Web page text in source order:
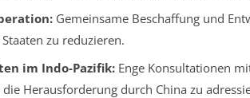
Gemeinsame Beschaffung und
zu reduzieren.
im Indo-Pazifik:Enge Konsultationen
Herausforderung durch China zu